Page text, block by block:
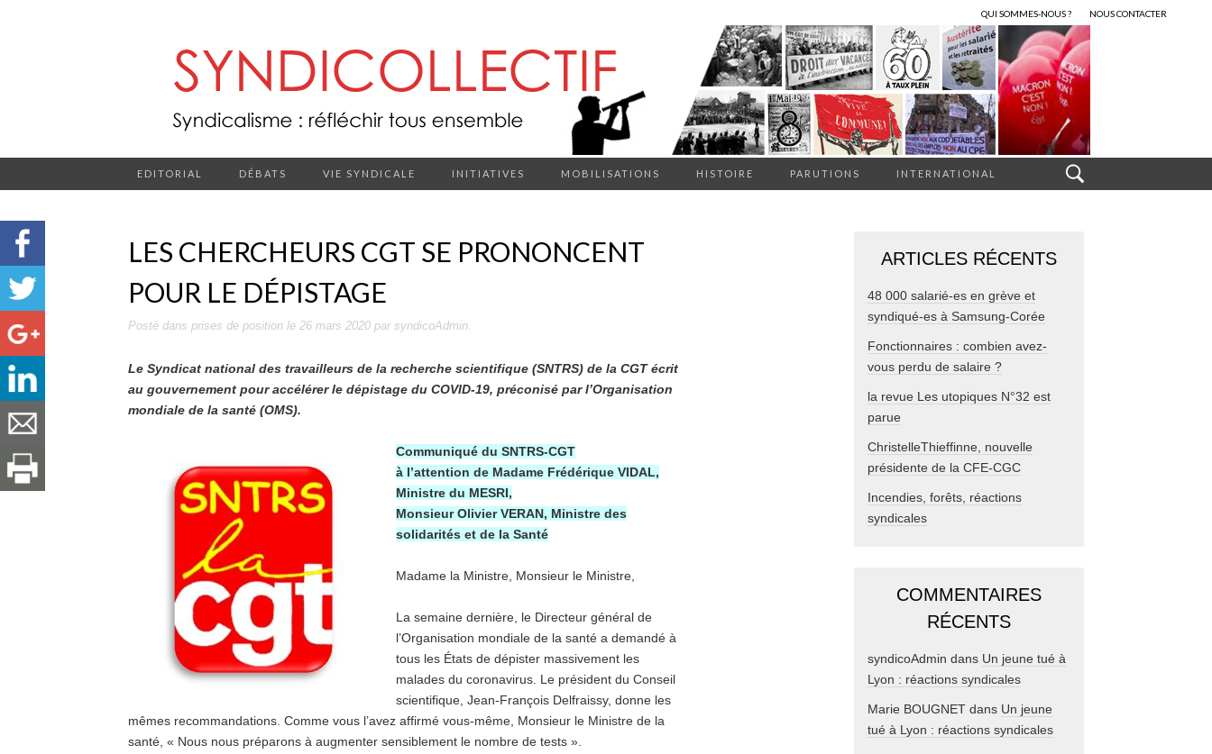
QUI SOMMES-NOUS ? NOUS CONTACTER
EDITORIAL DÉBATS VIE SYNDICALE INITIATIVES MOBILISATIONS HISTOIRE PARUTIONS INTERNATIONAL
LES CHERCHEURS CGT SE PRONONCENT
POUR LE DÉPISTAGE
Posté dans prises de position le 26 mars 2020 par syndicoAdmin.
Le Syndicat national des travailleurs de la recherche scientifique (SNTRS) de la CGT écrit
au gouvernement pour accélérer le dépistage du COVID-19, préconisé par l’Organisation
mondiale de la santé (OMS).
Communiqué du SNTRS-CGT
à l’attention de Madame Frédérique VIDAL,
Ministre du MESRI,
Monsieur Olivier VERAN, Ministre des
solidarités et de la Santé
Madame la Ministre, Monsieur le Ministre,
La semaine dernière, le Directeur général de
l’Organisation mondiale de la santé a demandé à
tous les États de dépister massivement les
malades du coronavirus. Le président du Conseil
scientifique, Jean-François Delfraissy, donne les
mêmes recommandations. Comme vous l’avez affirmé vous-même, Monsieur le Ministre de la
santé, « Nous nous préparons à augmenter sensiblement le nombre de tests ».
ARTICLES RÉCENTS
48 000 salarié-es en grève et
syndiqué-es à Samsung-Corée
Fonctionnaires : combien avez-
vous perdu de salaire ?
la revue Les utopiques N°32 est
parue
ChristelleThieffinne, nouvelle
présidente de la CFE-CGC
Incendies, forêts, réactions
syndicales
COMMENTAIRES
RÉCENTS
syndicoAdmin dans Un jeune tué à
Lyon : réactions syndicales
Marie BOUGNET dans Un jeune
tué à Lyon : réactions syndicales